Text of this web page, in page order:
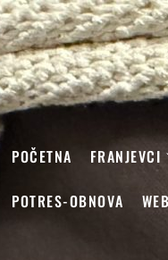
POČETNA FRANJEVCI
POTRES-OBNOVA